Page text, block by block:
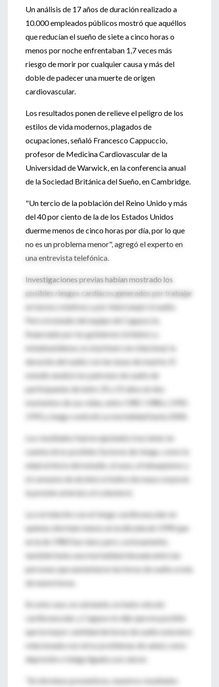
Un análisis de 17 años de duración realizado a
10.000 empleados públicos mostró que aquéllos
que reducían el sueño de siete a cinco horas o
menos por noche enfrentaban 1,7 veces más
riesgo de morir por cualquier causa y más del
doble de padecer una muerte de origen
cardiovascular.
Los resultados ponen de relieve el peligro de los
estilos de vida modernos, plagados de
ocupaciones, señaló Francesco Cappuccio,
profesor de Medicina Cardiovascular de la
Universidad de Warwick, en la conferencia anual
de la Sociedad Británica del Sueño, en Cambridge.
"Un tercio de la población del Reino Unido y más
del 40 por ciento de la de los Estados Unidos
duerme menos de cinco horas por día, por lo que
no es un problema menor", agregó el experto en
una entrevista telefónica.
Investigaciones previas habían mostrado los
posibles riesgos cardíacos generados por trabajar
en turnos rotativos y por interrumpir el sueño.
Pero el estudio del equipo de Cappuccio,
financiado por los gobiernos británico y
estadounidense, es el primero en relacionar la
duración del sueño con las tasas de muerte. El
estudio analizó los patrones de sueño de
participantes de entre 35 y 55 años en dos
momentos de sus vidas, entre 1985-1988 y 1992-
1993, y luego controló su mortalidad hasta 2004.
Los resultados fueron ajustados tras tener en
cuenta otros posibles factores de riesgo, como la
edad al inicio del estudio, el sexo, el tabaquismo y
el consumo de alcohol, el índice de masa corporal,
la presión arterial y el colesterol.
La correlación con el riesgo cardiovascular en
quienes dormían menos en la década de 1990 que
en la de 1980 fue clara, pero, curiosamente,
también hubo una mortalidad elevada entre las
personas que aumentaron las horas de sueño a más
de nueve horas.
En este caso, no obstante, no hubo vínculo
cardiovascular, y Cappuccio dijo que era posible
que la mayor cantidad de horas de sueño estuviera
relacionada con otros problemas de salud, como
depresión o fatiga ligada a un cáncer.
"En términos preventivos, nuestros resultados